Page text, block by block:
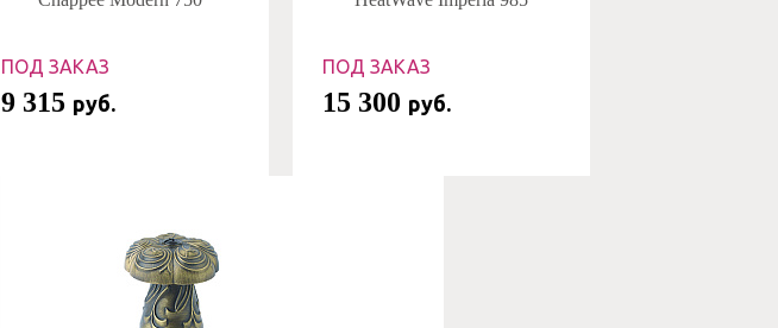
ПОД ЗАКАЗ
9 315 руб.
ПОД ЗАКАЗ
15 300 руб.